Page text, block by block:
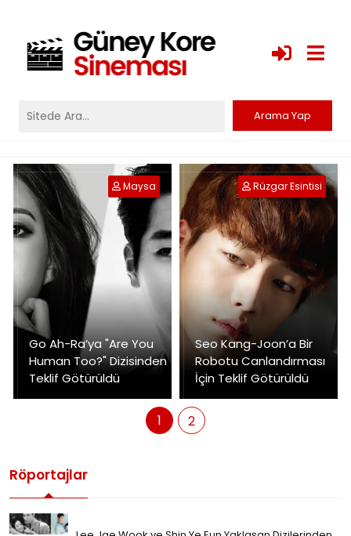
Go Ah-Ra’ya "Are You
Human Too?" Dizisinden
Teklif Götürüldü
Maysa
Seo Kang-Joon’a Bir
Robotu Canlandırması
İçin Teklif Götürüldü
Rüzgar Esintisi
1 2
Röportajlar